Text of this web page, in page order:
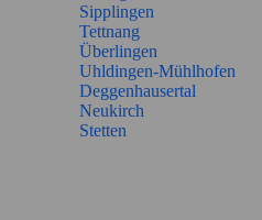
Sipplingen
Tettnang
Überlingen
Uhldingen-Mühlhofen
Deggenhausertal
Neukirch
Stetten